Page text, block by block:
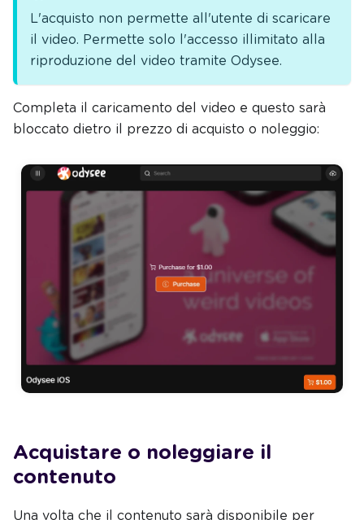
L'acquisto non permette all'utente di scaricare
il video. Permette solo l'accesso illimitato alla
riproduzione del video tramite Odysee.
Completa il caricamento del video e questo sarà
bloccato dietro il prezzo di acquisto o noleggio:
Acquistare o noleggiare il
contenuto
Una volta che il contenuto sarà disponibile per